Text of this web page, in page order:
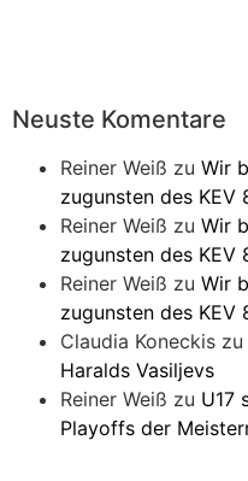
Neuste Komentare
Reiner Weiß zu Wir
zugunsten des KEV
Reiner Weiß zu Wir
zugunsten des KEV
Reiner Weiß zu Wir
zugunsten des KEV
Claudia Koneckis zu
Haralds Vasiljevs
Reiner Weiß zu U17
Playoffs der